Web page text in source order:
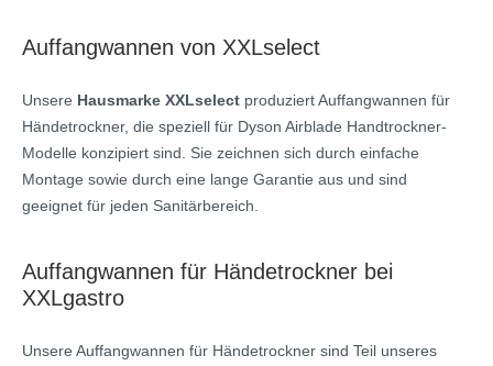
Auffangwannen von XXLselect
Unsere Hausmarke XXLselect produziert Auffangwannen für
Händetrockner, die speziell für Dyson Airblade Handtrockner-
Modelle konzipiert sind. Sie zeichnen sich durch einfache
Montage sowie durch eine lange Garantie aus und sind
geeignet für jeden Sanitärbereich.
Auffangwannen für Händetrockner bei
XXLgastro
Unsere Auffangwannen für Händetrockner sind Teil unseres